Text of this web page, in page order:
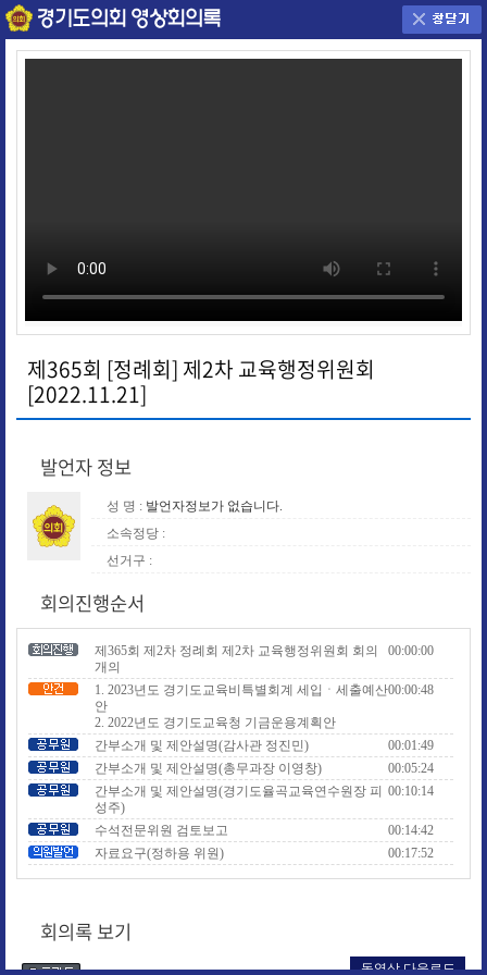
제365회 [정례회] 제2차 교육행정위원회
[2022.11.21]
발언자 정보
성 명 : 발언자정보가 없습니다.
소속정당 :
선거구 :
회의진행순서
제365회 제2차 정례회 제2차 교육행정위원회 회의
개의
00:00:00
1. 2023년도 경기도교육비특별회계 세입ㆍ세출예산
안
2. 2022년도 경기도교육청 기금운용계획안
00:00:48
간부소개 및 제안설명(감사관 정진민)
00:01:49
간부소개 및 제안설명(총무과장 이영창)
00:05:24
간부소개 및 제안설명(경기도율곡교육연수원장 피
성주)
00:10:14
수석전문위원 검토보고
00:14:42
자료요구(정하용 위원)
00:17:52
자료요구(안광률 위원)
00:18:33
자료요구(이은주(구리2) 위원)
질의답변(김일중 위원)
질의답변(정하용 위원)
00:27:54
회의록 보기
동영상 다운로드